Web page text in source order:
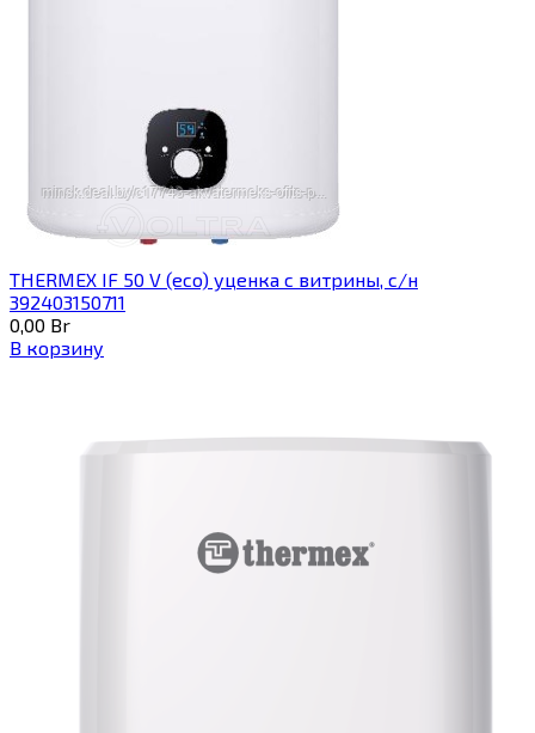
THERMEX IF 50 V (eco) уценка c витрины, с/н
392403150711
0,00 Br
В корзину